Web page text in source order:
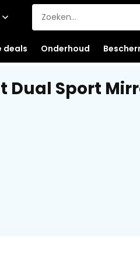
deals Onderhoud
Sport